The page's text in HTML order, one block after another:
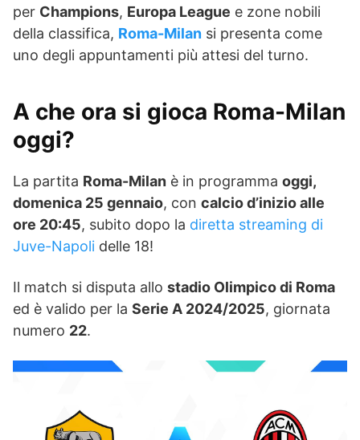
per Champions, Europa League e zone nobili
della classifica, Roma-Milan si presenta come
uno degli appuntamenti più attesi del turno.
A che ora si gioca Roma-Milan
oggi?
La partita Roma-Milan è in programma oggi,
domenica 25 gennaio, con calcio d’inizio alle
ore 20:45, subito dopo la diretta streaming di
Juve-Napoli delle 18!
Il match si disputa allo stadio Olimpico di Roma
ed è valido per la Serie A 2024/2025, giornata
numero 22.